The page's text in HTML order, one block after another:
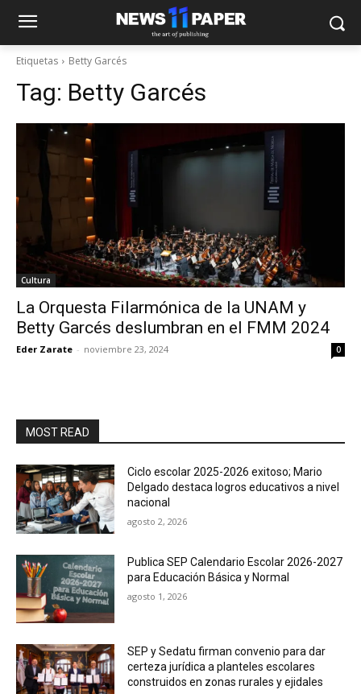
Etiquetas Betty Garcés
Tag: Betty Garcés
Cultura
La Orquesta Filarmónica de la UNAM y
Betty Garcés deslumbran en el FMM 2024
Eder Zarate - noviembre 23, 2024 0
MOST READ
Ciclo escolar 2025-2026 exitoso; Mario
Delgado destaca logros educativos a nivel
nacional
agosto 2, 2026
Publica SEP Calendario Escolar 2026-2027
para Educación Básica y Normal
agosto 1, 2026
SEP y Sedatu firman convenio para dar
certeza jurídica a planteles escolares
construidos en zonas rurales y ejidales